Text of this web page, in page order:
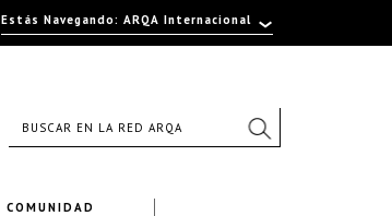
COMUNIDAD
Estás Navegando: ARQA Internacional